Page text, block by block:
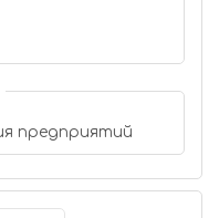
предприятий